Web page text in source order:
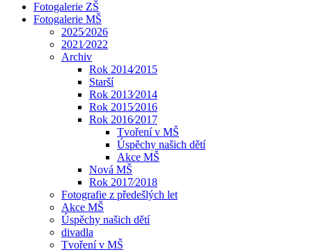
Fotogalerie ZŠ
Fotogalerie MŠ
2025⁄2026
2021⁄2022
Archiv
Rok 2014⁄2015
Starší
Rok 2013⁄2014
Rok 2015⁄2016
Rok 2016⁄2017
Tvoření v MŠ
Úspěchy našich dětí
Akce MŠ
Nová MŠ
Rok 2017⁄2018
Fotografie z předešlých let
Akce MŠ
Úspěchy našich dětí
divadla
Tvoření v MŠ